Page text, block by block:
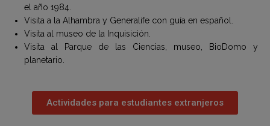
el año 1984.
Visita a la Alhambra y Generalife con guía en español.
Visita al museo de la Inquisición.
Visita al Parque de las Ciencias, museo, BioDomo y
planetario.
Actividades para estudiantes extranjeros